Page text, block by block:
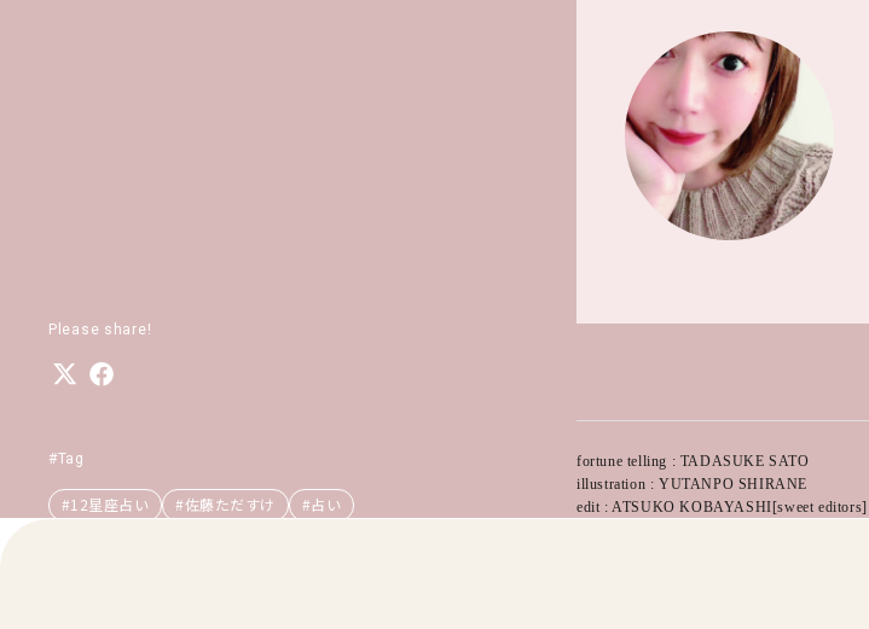
Please share!
#Tag
#12星座占い #佐藤ただすけ #占い
fortune telling : TADASUKE SATO
illustration : YUTANPO SHIRANE
edit : ATSUKO KOBAYASHI[sweet editors]